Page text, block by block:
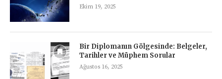
Ekim 19, 2025
Bir Diplomanın Gölgesinde: Belgeler,
Tarihler ve Müphem Sorular
Ağustos 16, 2025